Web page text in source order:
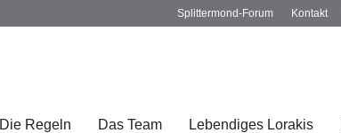
Kontakt
Splittermond-Forum
Die Regeln Das Team Lebendiges Lorakis